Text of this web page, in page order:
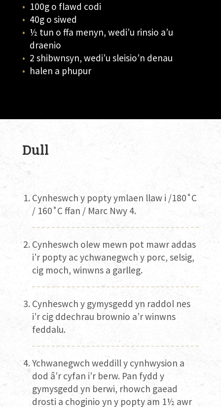
100g o flawd codi
40g o siwed
½ tun o ffa menyn, wedi’u rinsio a’u
draenio
2 shibwnsyn, wedi’u sleisio’n denau
halen a phupur
Dull
Cynheswch y popty ymlaen llaw i /180˚C
/ 160˚C ffan / Marc Nwy 4.
Cynheswch olew mewn pot mawr addas
i’r popty ac ychwanegwch y porc, selsig,
cig moch, winwns a garlleg.
Cynheswch y gymysgedd yn raddol nes
i’r cig ddechrau brownio a’r winwns
feddalu.
Ychwanegwch weddill y cynhwysion a
dod â’r cyfan i’r berw. Pan fydd y
gymysgedd yn berwi, rhowch gaead
drosti a choginio yn y popty am 1½ awr